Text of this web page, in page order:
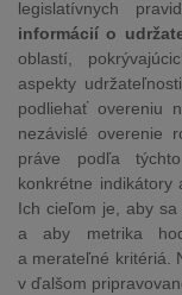
legislatívnych
informácií o
oblastí,
aspekty
podliehať overeniu
nezávislé overenie
práve podľa
konkrétne indikátory
Ich cieľom je, aby
a aby metrika
a merateľné kritériá.
v ďalšom